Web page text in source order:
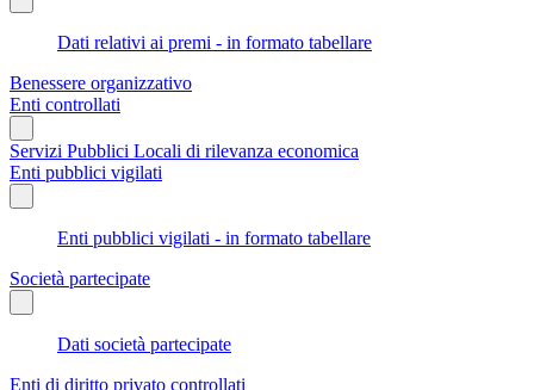
Dati relativi ai premi - in formato tabellare
Benessere organizzativo
Enti controllati
Servizi Pubblici Locali di rilevanza economica
Enti pubblici vigilati
Enti pubblici vigilati - in formato tabellare
Società partecipate
Dati società partecipate
Enti di diritto privato controllati